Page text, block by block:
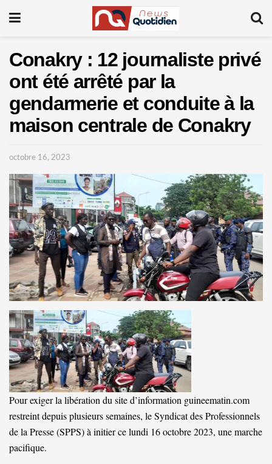
Conakry : 12 journaliste privé
ont été arrêté par la
gendarmerie et conduite à la
maison centrale de Conakry
octobre 16, 2023
Pour exiger la libération du site d’information guineematin.com
restreint depuis plusieurs semaines, le Syndicat des Professionnels
de la Presse (SPPS) à initier ce lundi 16 octobre 2023, une marche
pacifique.